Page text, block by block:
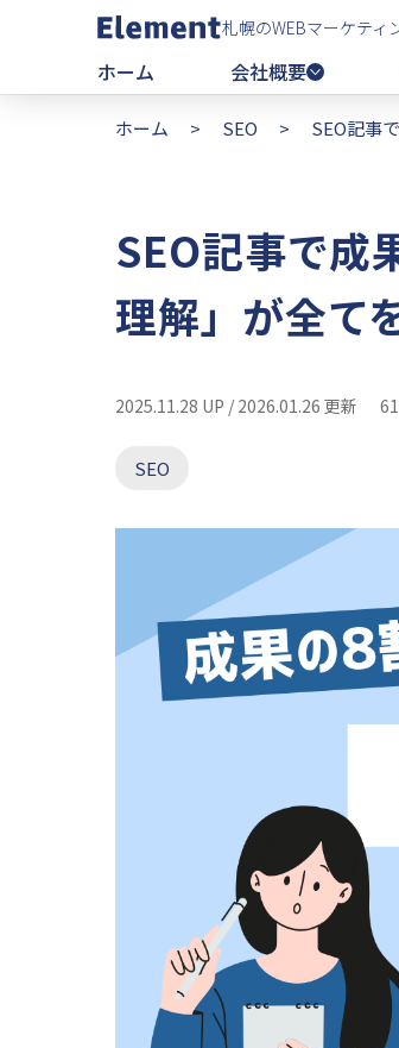
札幌のWEBマーケティ
ホーム 会社概要
ホーム > SEO > SEO記事
SEO記事で成
理解」が全て
2025.11.28 UP / 2026.01.26 更新
SEO